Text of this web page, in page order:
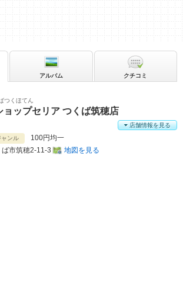
つくほてん
ョップセリア つくば筑穂店
ャンル 100円均一
ば市筑穂2-11-3 地図を見る
店舗情報を見る
アルバム クチコミ